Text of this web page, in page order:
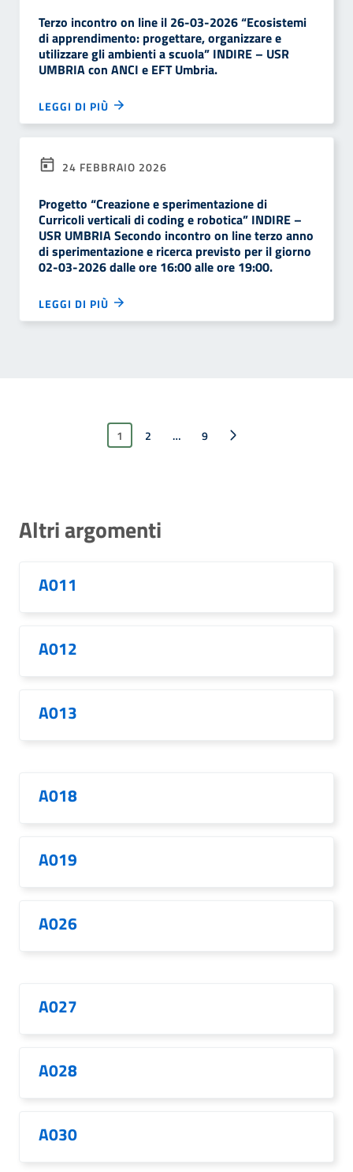
Terzo incontro on line il 26-03-2026 “Ecosistemi
di apprendimento: progettare, organizzare e
utilizzare gli ambienti a scuola” INDIRE – USR
UMBRIA con ANCI e EFT Umbria.
LEGGI DI PIÙ
24 FEBBRAIO 2026
Progetto “Creazione e sperimentazione di
Curricoli verticali di coding e robotica” INDIRE –
USR UMBRIA Secondo incontro on line terzo anno
di sperimentazione e ricerca previsto per il giorno
02-03-2026 dalle ore 16:00 alle ore 19:00.
LEGGI DI PIÙ
1 2 … 9
Pagina successiva
Altri argomenti
A011
A012
A013
A018
A019
A026
A027
A028
A030